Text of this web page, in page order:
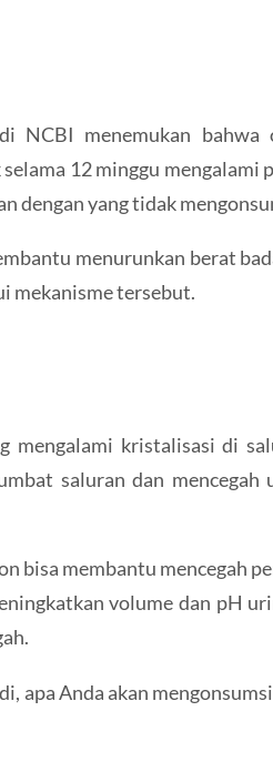
NCBI menemukan bahwa
12 minggu mengalami
dengan yang tidak
menurunkan berat
mekanisme tersebut.
mengalami kristalisasi di
saluran dan mencegah
bisa membantu mencegah
volume dan pH
apa Anda akan